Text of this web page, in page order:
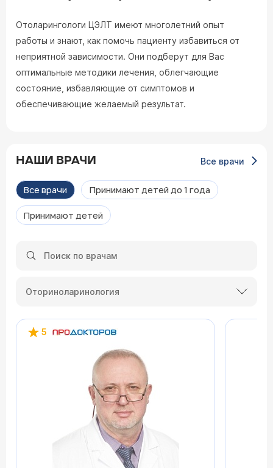
Отоларингологи ЦЭЛТ имеют многолетний опыт
работы и знают, как помочь пациенту избавиться от
неприятной зависимости. Они подберут для Вас
оптимальные методики лечения, облегчающие
состояние, избавляющие от симптомов и
обеспечивающие желаемый результат.
НАШИ ВРАЧИ Все врачи
Все врачи Принимают детей до 1 года
Принимают детей
Оториноларинология
5